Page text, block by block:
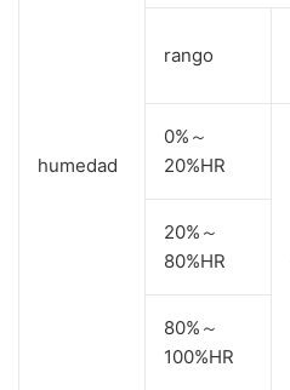
humedad
rango
0%～
20%HR
20%～
80%HR
80%～
100%HR